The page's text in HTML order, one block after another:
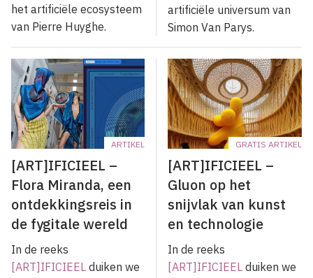
het artificiële ecosysteem
van Pierre Huyghe.
artificiële universum van
Simon Van Parys.
ARTIKEL
[ART]IFICIEEL –
Flora Miranda, een
ontdekkingsreis in
de fygitale wereld
In de reeks
[ART]IFICIEEL duiken we
GRATIS ARTIKEL
[ART]IFICIEEL –
Gluon op het
snijvlak van kunst
en technologie
In de reeks
[ART]IFICIEEL duiken we